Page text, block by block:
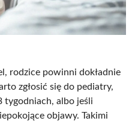
rodzice powinni dokładnie
zgłosić się do pediatry,
tygodniach, albo jeśli
objawy. Takimi